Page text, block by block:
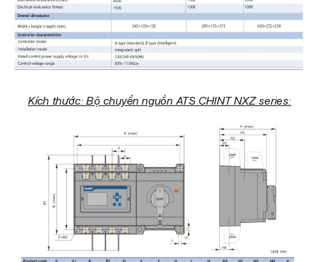
Kích thước: Bộ chuyển nguồn ATS CHINT NXZ series: